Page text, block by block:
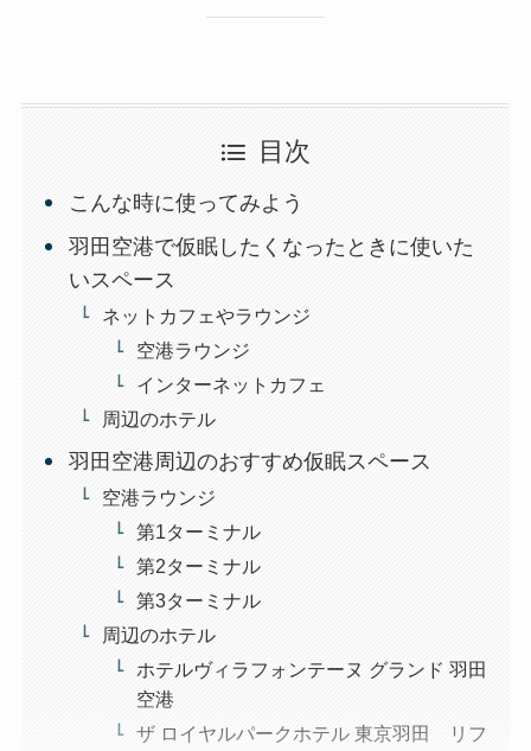
目次
こんな時に使ってみよう
羽田空港で仮眠したくなったときに使いた
いスペース
ネットカフェやラウンジ
空港ラウンジ
インターネットカフェ
周辺のホテル
羽田空港周辺のおすすめ仮眠スペース
空港ラウンジ
第1ターミナル
第2ターミナル
第3ターミナル
周辺のホテル
ホテルヴィラフォンテーヌ グランド 羽田
空港
ザ ロイヤルパークホテル 東京羽田 リフ